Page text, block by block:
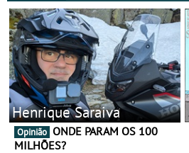
Henrique Saraiva
Opinião
MILHÕES?